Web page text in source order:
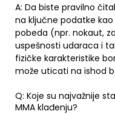
A: Da biste pravilno
na ključne podatke
pobeda (npr. nokaut,
uspešnosti udaraca i
fizičke karakteristike
može uticati na ishod
Q: Koje su najvažnije
MMA klađenju?